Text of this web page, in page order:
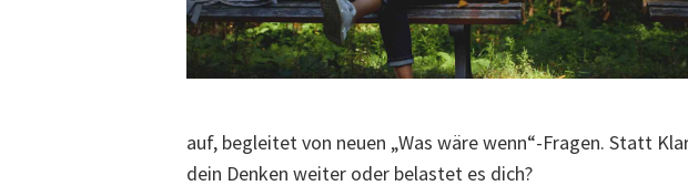
auf, begleitet von neuen „Was wäre wenn“-Fragen. Statt
dein Denken weiter oder belastet es dich?